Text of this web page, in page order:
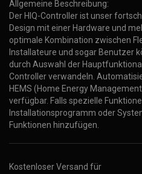
Allgemeine Beschreibung:
Der HIQ-Controller ist unser
Design mit einer Hardware und
optimale Kombination zwischen
Installateure und sogar Benutzer
durch Auswahl der
Controller verwandeln.
HEMS (Home Energy
verfügbar. Falls spezielle
Installationsprogramm oder
Funktionen hinzufügen.
Kostenloser Versand für